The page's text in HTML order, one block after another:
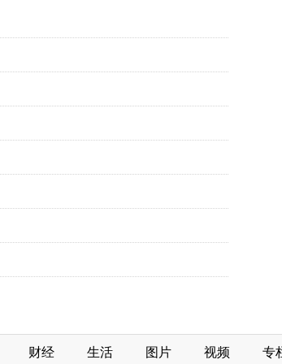
财经 生活 图片 视频 专